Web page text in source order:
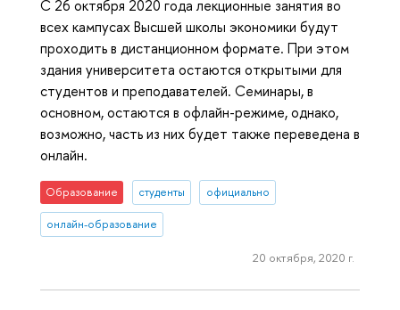
С 26 октября 2020 года лекционные занятия во
всех кампусах Высшей школы экономики будут
проходить в дистанционном формате. При этом
здания университета остаются открытыми для
студентов и преподавателей. Семинары, в
основном, остаются в офлайн-режиме, однако,
возможно, часть из них будет также переведена в
онлайн.
Образование студенты официально
онлайн-образование
20 октября, 2020 г.